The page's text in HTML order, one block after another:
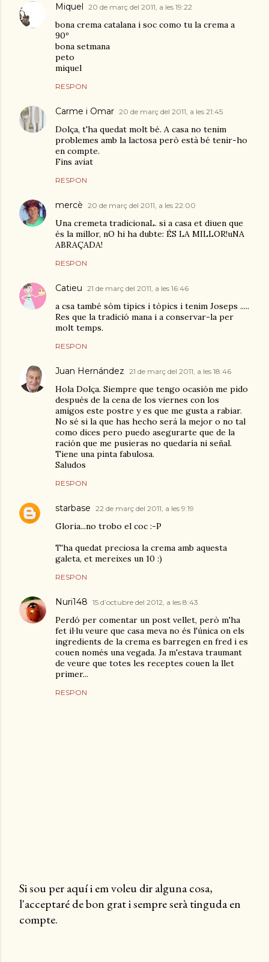
Miquel 20 de març del 2011, a les 19:22
bona crema catalana i soc como tu la crema a
90º
bona setmana
peto
miquel
RESPON
Carme i Omar 20 de març del 2011, a les 21:45
Dolça, t'ha quedat molt bé. A casa no tenim
problemes amb la lactosa però està bé tenir-ho
en compte.
Fins aviat
RESPON
mercè 20 de març del 2011, a les 22:00
Una cremeta tradicionaL. si a casa et diuen que
és la millor, nO hi ha dubte: ÉS LA MILLOR!uNA
ABRAÇADA!
RESPON
Catieu 21 de març del 2011, a les 16:46
a csa també sóm tipics i tòpics i tenim Joseps .....
Res que la tradició mana i a conservar-la per
molt temps.
RESPON
Juan Hernández 21 de març del 2011, a les 18:46
Hola Dolça. Siempre que tengo ocasión me pido
después de la cena de los viernes con los
amigos este postre y es que me gusta a rabiar.
No sé si la que has hecho será la mejor o no tal
como dices pero puedo asegurarte que de la
ración que me pusieras no quedaría ni señal.
Tiene una pinta fabulosa.
Saludos
RESPON
starbase 22 de març del 2011, a les 9:19
Gloria...no trobo el coc :-P
T'ha quedat preciosa la crema amb aquesta
galeta, et mereixes un 10 :)
RESPON
Nuri148 15 d’octubre del 2012, a les 8:43
Perdó per comentar un post vellet, però m'ha
fet il·lu veure que casa meva no és l'única on els
ingredients de la crema es barregen en fred i es
couen només una vegada. Ja m'estava traumant
de veure que totes les receptes couen la llet
primer...
RESPON
P
u
Si sou per aquí i em voleu dir alguna cosa,
l'acceptaré de bon grat i sempre serà tinguda en
compte.